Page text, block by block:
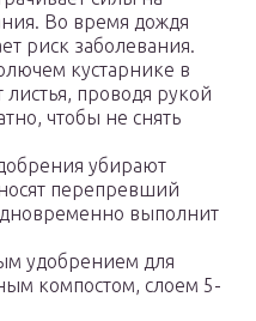
Во время дождя
риск заболевания.
кустарнике в
проводя рукой
чтобы не снять
убирают
перепревший
выполнит
удобрением для
компостом, слоем 5-